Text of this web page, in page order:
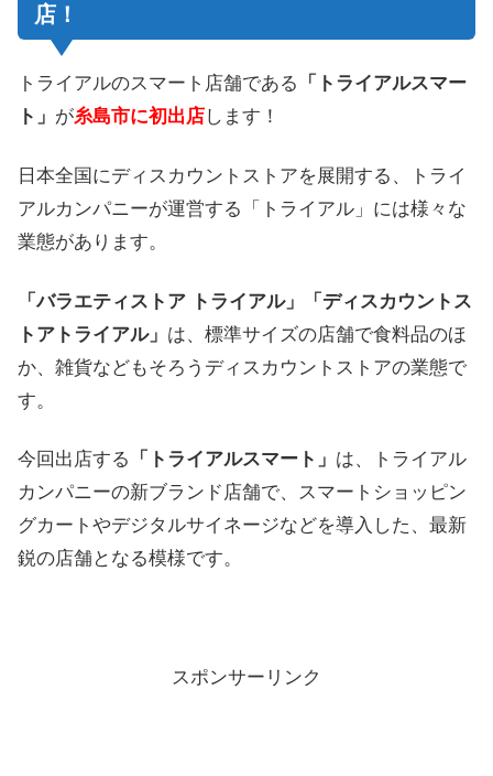
店！
トライアルのスマート店舗である
「トライアルスマー
ト」 が糸島市に初出店します！
日本全国にディスカウントストアを展開する、トライ
アルカンパニーが運営する「トライアル」には様々な
業態があります。
「バラエティストア トライアル」「ディスカウントス
トアトライアル」 は、標準サイズの店舗で食料品のほ
か、雑貨などもそろうディスカウントストアの業態で
す。
今回出店する 「トライアルスマート」 は、トライアル
カンパニーの新ブランド店舗で、スマートショッピン
グカートやデジタルサイネージなどを導入した、最新
鋭の店舗となる模様です。
スポンサーリンク